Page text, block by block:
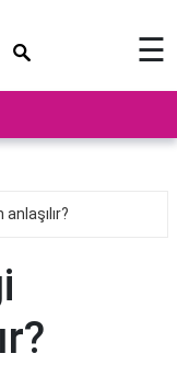
☰